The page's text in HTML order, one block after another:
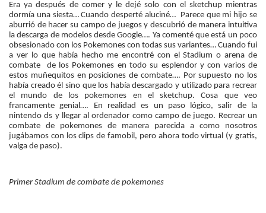
Era ya después de comer y le dejé solo con el sketchup mientras
dormía una siesta… Cuando desperté aluciné… Parece que mi hijo se
aburrió de hacer su campo de juegos y descubrió de manera intuitiva
la descarga de modelos desde Google…. Ya comenté que está un poco
obsesionado con los Pokemones con todas sus variantes… Cuando fui
a ver lo que había hecho me encontré con el Stadium o arena de
combate de los Pokemones en todo su esplendor y con varios de
estos muñequitos en posiciones de combate…. Por supuesto no los
había creado él sino que los había descargado y utilizado para recrear
el mundo de los pokemones en el sketchup. Cosa que veo
francamente genial…. En realidad es un paso lógico, salir de la
nintendo ds y llegar al ordenador como campo de juego. Recrear un
combate de pokemones de manera parecida a como nosotros
jugábamos con los clips de famobil, pero ahora todo virtual (y gratis,
valga de paso).
Primer Stadium de combate de pokemones